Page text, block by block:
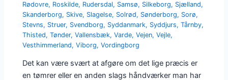
Rødovre, Roskilde, Rudersdal, Samsø, Silkeborg, Sjælland,
Skanderborg, Skive, Slagelse, Solrød, Sønderborg, Sorø,
Stevns, Struer, Svendborg, Syddanmark, Syddjurs,Tårnby,
Thisted,Tønder,Vallensbæk,Varde,Vejen,Vejle,
Vesthimmerland,Viborg,Vordingborg
Det kan være svært at afgøre om det lige præcis er
en tømrer eller en anden slags håndværker man har